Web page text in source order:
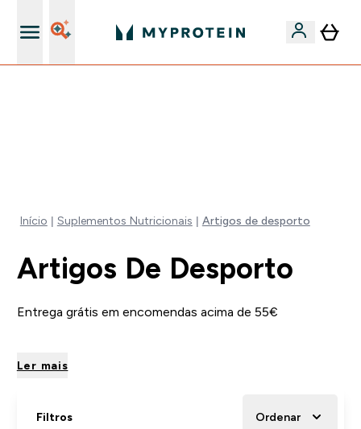
Início Suplementos Nutricionais Artigos de desporto
Artigos De Desporto
Entrega grátis em encomendas acima de 55€
Ler mais
Filtros Ordenar